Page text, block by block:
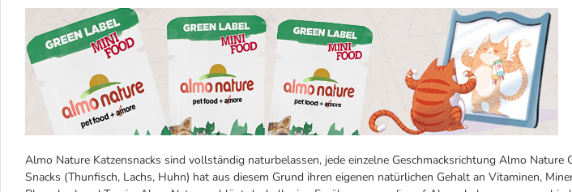
Almo Nature Katzensnacks sind vollständig naturbelassen, jede einzelne Geschmacksrichtung Almo Nature
Snacks (Thunfisch, Lachs, Huhn) hat aus diesem Grund ihren eigenen natürlichen Gehalt an Vitaminen,